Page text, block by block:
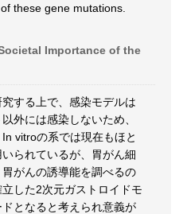
these gene mutations.
Importance of the
する上で、感染モデルは
外には感染しないため、
vitroの系では現在もほと
られているが、胃がん細
がんの誘導能を調べるの
した2次元ガストロイドモ
となると考えられ意義が